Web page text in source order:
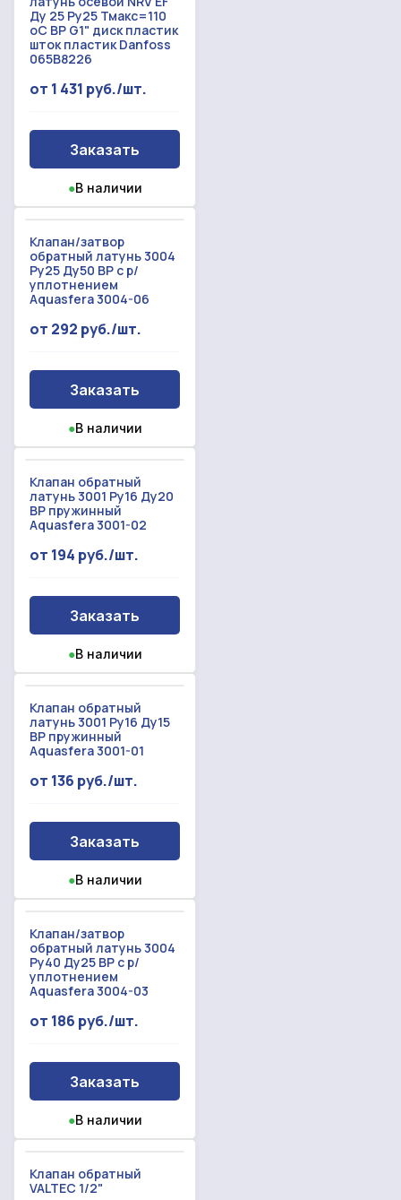
Ду 25 Ру25 Тмакс=110
оС ВР G1" диск пластик
шток пластик Danfoss
065B8226
от 1 431 руб./шт.
Заказать
●В наличии
Клапан/затвор
обратный латунь 3004
Ру25 Ду50 ВР с р/
уплотнением
Aquasfera 3004-06
от 292 руб./шт.
Заказать
●В наличии
Клапан обратный
латунь 3001 Py16 Ду20
ВР пружинный
Aquasfera 3001-02
от 194 руб./шт.
Заказать
●В наличии
Клапан обратный
латунь 3001 Py16 Ду15
ВР пружинный
Aquasfera 3001-01
от 136 руб./шт.
Заказать
●В наличии
Клапан/затвор
обратный латунь 3004
Ру40 Ду25 ВР с р/
уплотнением
Aquasfera 3004-03
от 186 руб./шт.
Заказать
●В наличии
Клапан обратный
VALTEC 1/2"